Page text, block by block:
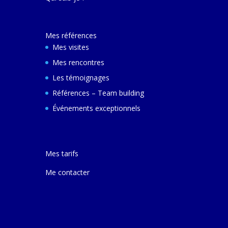
Mes références
Mes visites
Mes rencontres
Les témoignages
Références – Team building
Événements exceptionnels
Mes tarifs
Me contacter